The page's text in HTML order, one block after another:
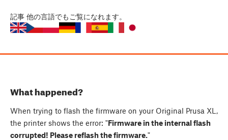
記事 他の言語でもご覧になれます。
What happened?
When trying to flash the firmware on your Original Prusa XL,
the printer shows the error: "Firmware in the internal flash
corrupted! Please reflash the firmware."